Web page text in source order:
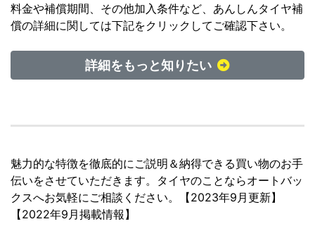
料金や補償期間、その他加入条件など、あんしんタイヤ補
償の詳細に関しては下記をクリックしてご確認下さい。
詳細をもっと知りたい
魅力的な特徴を徹底的にご説明＆納得できる買い物のお手
伝いをさせていただきます。タイヤのことならオートバッ
クスへお気軽にご相談ください。【2023年9月更新】
【2022年9月掲載情報】